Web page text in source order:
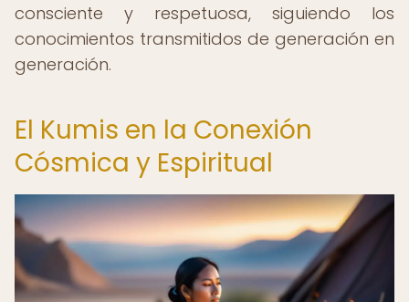
consciente y respetuosa, siguiendo los
conocimientos transmitidos de generación en
generación.
El Kumis en la Conexión
Cósmica y Espiritual